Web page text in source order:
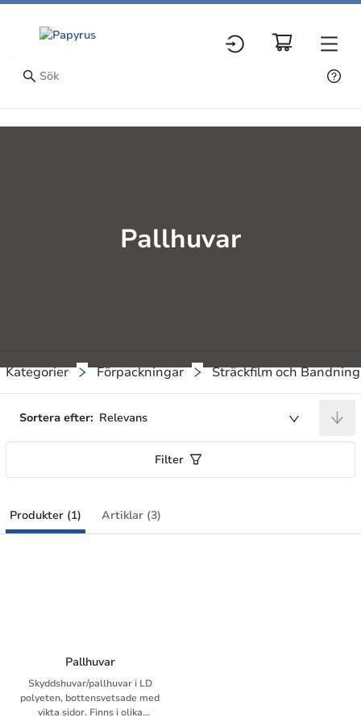
Pallhuvar
Kategorier Förpackningar Sträckfilm och Bandning
Sortera efter: Relevans
Filter
Produkter (1) Artiklar (3)
Pallhuvar
Skyddshuvar/pallhuvar i LD
polyeten, bottensvetsade med
vikta sidor. Finns i olika